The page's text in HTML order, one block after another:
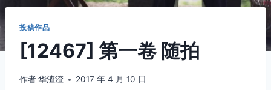
投稿作品
[12467] 第一卷 随拍
作者华渣渣 2017 年 4 月 10 日